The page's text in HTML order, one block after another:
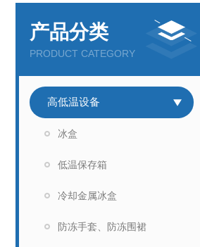
产品分类
PRODUCT CATEGORY
高低温设备
冰盒
低温保存箱
冷却金属冰盒
防冻手套、防冻围裙